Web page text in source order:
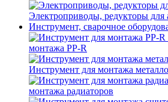
Электроприводы, редукторы для
Инструмент, сварочное
монтажа PP-R
Инструмент для монтажа
монтажа радиаторов